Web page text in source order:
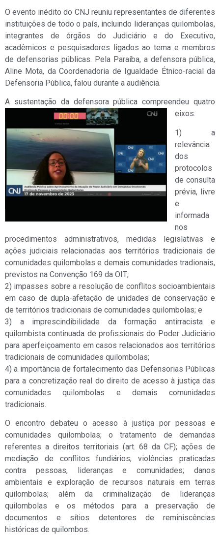
O evento inédito do CNJ reuniu representantes de diferentes
instituições de todo o país, incluindo lideranças quilombolas,
integrantes de órgãos do Judiciário e do Executivo,
acadêmicos e pesquisadores ligados ao tema e membros
de defensorias públicas. Pela Paraíba, a defensora pública,
Aline Mota, da Coordenadoria de Igualdade Étnico-racial da
Defensoria Pública, falou durante a audiência.
A sustentação da defensora pública compreendeu quatro
eixos:
1) a
relevância
dos
protocolos
de consulta
prévia, livre
e
informada
nos
procedimentos administrativos, medidas legislativas e
ações judiciais relacionadas aos territórios tradicionais de
comunidades quilombolas e demais comunidades tradionais,
previstos na Convenção 169 da OIT;
2) impasses sobre a resolução de conflitos socioambientais
em caso de dupla-afetação de unidades de conservação e
de territórios tradicionais de comunidades quilombolas; e
3) a imprescindibilidade da formação antirracista e
quilombista continuada de profissionais do Poder Judiciário
para aperfeiçoamento em casos relacionados aos territórios
tradicionais de comunidades quilombolas;
4) a importância de fortalecimento das Defensorias Públicas
para a concretização real do direito de acesso à justiça das
comunidades quilombolas e demais comunidades
tradicionais.
O encontro debateu o acesso à justiça por pessoas e
comunidades quilombolas; o tratamento de demandas
referentes a direitos territoriais (art. 68 da CF); ações de
mediação de conflitos fundiários; violências praticadas
contra pessoas, lideranças e comunidades; danos
ambientais e exploração de recursos naturais em terras
quilombolas; além da criminalização de lideranças
quilombolas e os métodos para a preservação de
documentos e sítios detentores de reminiscências
históricas de quilombos.